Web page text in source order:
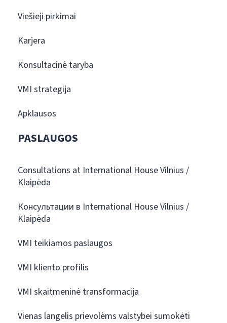
Viešieji pirkimai
Karjera
Konsultacinė taryba
VMI strategija
Apklausos
PASLAUGOS
Consultations at International House Vilnius /
Klaipėda
Консультации в International House Vilnius /
Klaipėda
VMI teikiamos paslaugos
VMI kliento profilis
VMI skaitmeninė transformacija
Vienas langelis prievolėms valstybei sumokėti